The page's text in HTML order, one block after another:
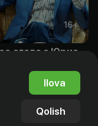
16+
Ilova
Qolish